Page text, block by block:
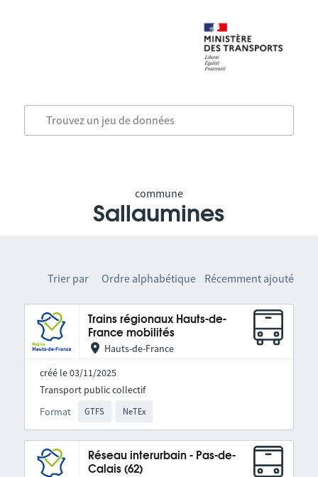
commune
Sallaumines
Trier par Ordre alphabétique Récemment ajouté
Trains régionaux Hauts-de-
France mobilités
Hauts-de-France
créé le 03/11/2025
Format GTFS NeTEx
Transport public collectif
Réseau interurbain - Pas-de-
Calais (62)